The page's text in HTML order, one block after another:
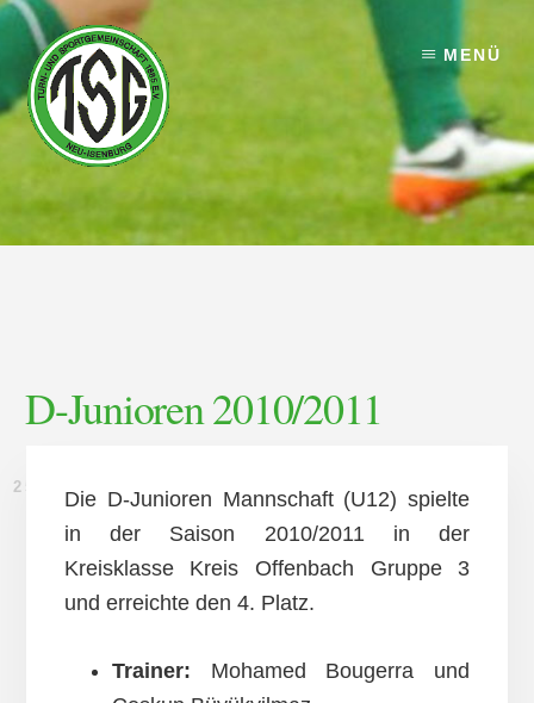
Skip
content
Skip
footer
MENÜ
D-Junioren 2010/2011
25. JULI 2010
Die D-Junioren Mannschaft (U12) spielte
in der Saison 2010/2011 in der
Kreisklasse Kreis Offenbach Gruppe 3
und erreichte den 4. Platz.
Trainer: Mohamed Bougerra und